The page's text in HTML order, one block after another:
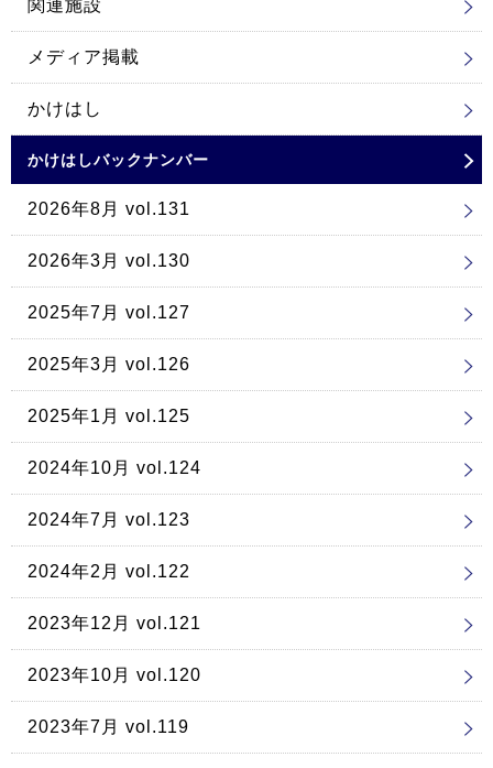
関連施設
メディア掲載
かけはし
かけはしバックナンバー
2026年8月 vol.131
2026年3月 vol.130
2025年7月 vol.127
2025年3月 vol.126
2025年1月 vol.125
2024年10月 vol.124
2024年7月 vol.123
2024年2月 vol.122
2023年12月 vol.121
2023年10月 vol.120
2023年7月 vol.119